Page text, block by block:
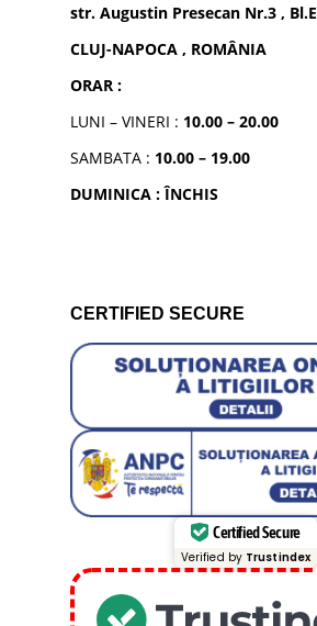
str. Augustin Presecan Nr.3 , Bl.E
CLUJ-NAPOCA , ROMÂNIA
ORAR :
LUNI – VINERI : 10.00 – 20.00
SAMBATA : 10.00 – 19.00
DUMINICA : ÎNCHIS
CERTIFIED SECURE
Certified Secure
Verified by Trustindex